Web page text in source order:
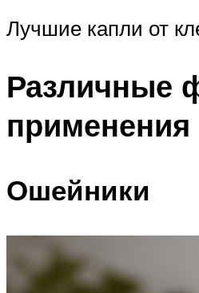
Лучшие капли от
Различные
применения
Ошейники